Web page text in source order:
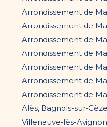
Arrondissement de
Arrondissement de
Arrondissement de
Arrondissement de
Arrondissement de
Arrondissement de
Arrondissement de
Alès, Bagnols-sur-
Villeneuve-lès-